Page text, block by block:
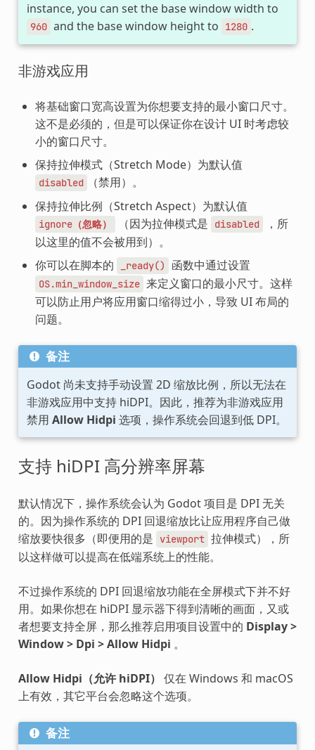
instance, you can set the base window width to
960 and the base window height to 1280 .
非游戏应用
将基础窗口宽高设置为你想要支持的最小窗口尺寸。
这不是必须的，但是可以保证你在设计 UI 时考虑较
小的窗口尺寸。
保持拉伸模式（Stretch Mode）为默认值
disabled
（禁用）。
保持拉伸比例（Stretch Aspect）为默认值
ignore（忽略） （因为拉伸模式是 disabled
，所
以这里的值不会被用到）。
你可以在脚本的
_ready() 函数中通过设置
OS.min_window_size 来定义窗口的最小尺寸。这样
可以防止用户将应用窗口缩得过小，导致 UI 布局的
问题。
备注
Godot 尚未支持手动设置 2D 缩放比例，所以无法在
非游戏应用中支持 hiDPI。因此，推荐为非游戏应用
禁用 Allow Hidpi 选项，操作系统会回退到低 DPI。
支持 hiDPI 高分辨率屏幕
默认情况下，操作系统会认为 Godot 项目是 DPI 无关
的。因为操作系统的 DPI 回退缩放比让应用程序自己做
缩放要快很多（即便用的是 viewport 拉伸模式），所
以这样做可以提高在低端系统上的性能。
不过操作系统的 DPI 回退缩放功能在全屏模式下并不好
用。如果你想在 hiDPI 显示器下得到清晰的画面，又或
者想要支持全屏，那么推荐启用项目设置中的 Display >
Window > Dpi > Allow Hidpi 。
Allow Hidpi（允许 hiDPI） 仅在 Windows 和 macOS
上有效，其它平台会忽略这个选项。
备注